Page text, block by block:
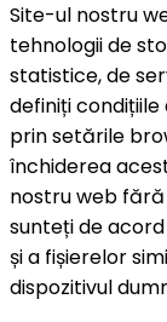
Site-ul nostru
tehnologii de
statistice, de
definiți
prin setările
închiderea
nostru web
sunteți de
și a fișierelor
dispozitivul